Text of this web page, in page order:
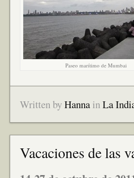
Paseo marítimo de Mumbai
Written byHannainLa
Vacaciones de las